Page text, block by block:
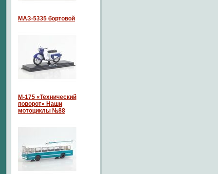
МАЗ-5335 бортовой
М-175 «Технический
поворот» Наши
мотоциклы №88